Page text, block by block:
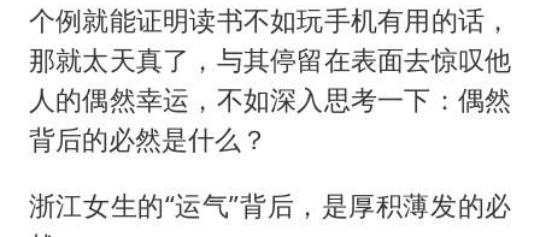
个例就能证明读书不如玩手机有用的话，
那就太天真了，与其停留在表面去惊叹他
人的偶然幸运，不如深入思考一下：偶然
背后的必然是什么？
浙江女生的“运气”背后，是厚积薄发的必